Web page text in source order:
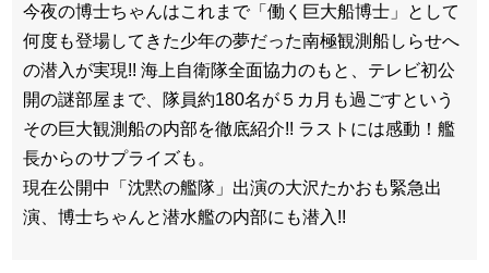
今夜の博士ちゃんはこれまで「働く巨大船博士」として
何度も登場してきた少年の夢だった南極観測船しらせへ
の潜入が実現!! 海上自衛隊全面協力のもと、テレビ初公
開の謎部屋まで、隊員約180名が５カ月も過ごすという
その巨大観測船の内部を徹底紹介!! ラストには感動！艦
長からのサプライズも。
現在公開中「沈黙の艦隊」出演の大沢たかおも緊急出
演、博士ちゃんと潜水艦の内部にも潜入!!